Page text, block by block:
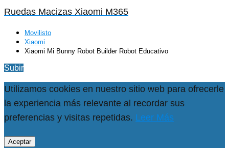
Ruedas Macizas Xiaomi M365
Movilisto
Xiaomi
Xiaomi Mi Bunny Robot Builder Robot Educativo
Subir
Utilizamos cookies en nuestro sitio web para ofrecerle
la experiencia más relevante al recordar sus
preferencias y visitas repetidas. Leer Más
Aceptar